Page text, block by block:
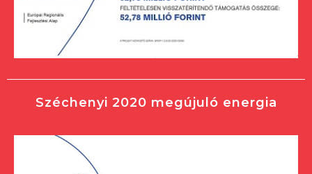
Széchenyi 2020 megújuló energia